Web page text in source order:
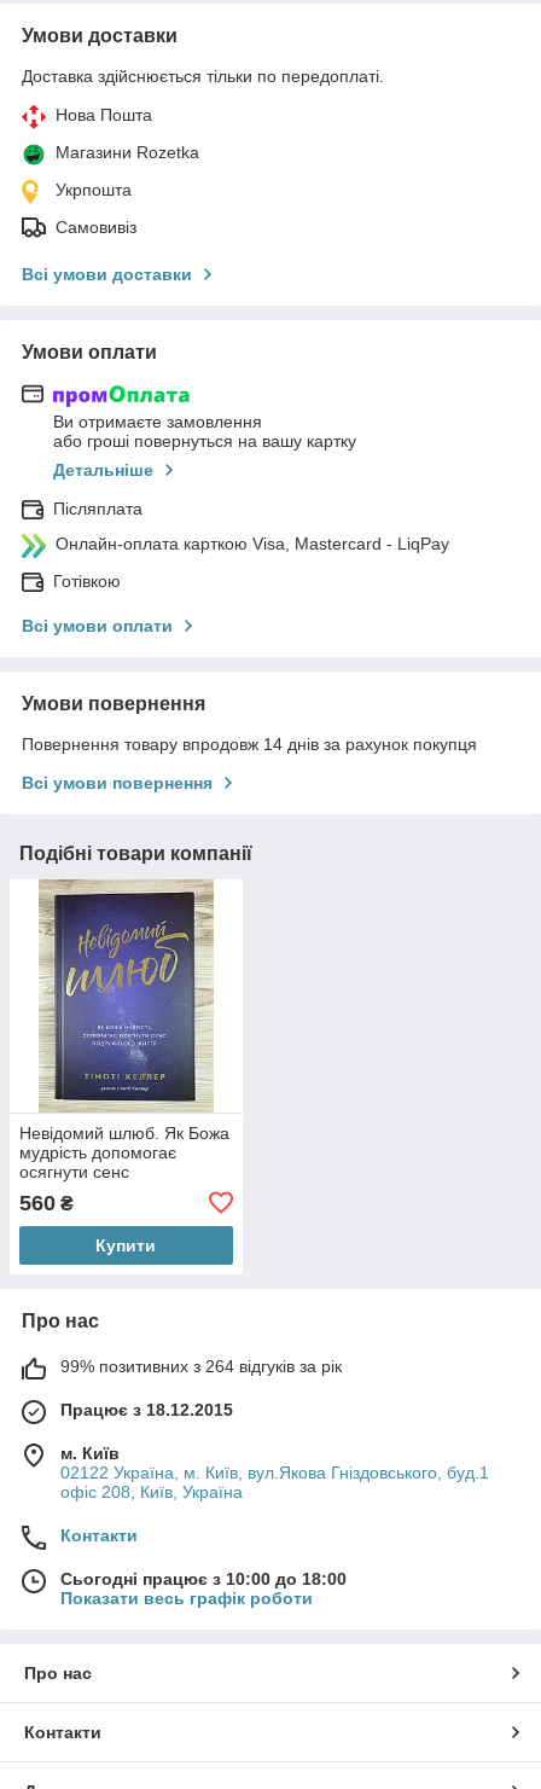
Умови доставки
Доставка здійснюється тільки по передоплаті.
Нова Пошта
Магазини Rozetka
Укрпошта
Самовивіз
Всі умови доставки
Умови оплати
Ви отримаєте замовлення
або гроші повернуться на вашу картку
Детальніше
Післяплата
Онлайн-оплата карткою Visa, Mastercard - LiqPay
Готівкою
Всі умови оплати
Умови повернення
Повернення товару впродовж 14 днів за рахунок покупця
Всі умови повернення
Подібні товари компанії
Невідомий шлюб. Як Божа
мудрість допомогає
осягнути сенс
560 ₴
Купити
Про нас
99% позитивних з 264 відгуків за рік
Працює з 18.12.2015
м. Київ
02122 Україна, м. Київ, вул.Якова Гніздовського, буд.1
офіс 208, Київ, Україна
Контакти
Сьогодні працює з 10:00 до 18:00
Показати весь графік роботи
Про нас
Контакти